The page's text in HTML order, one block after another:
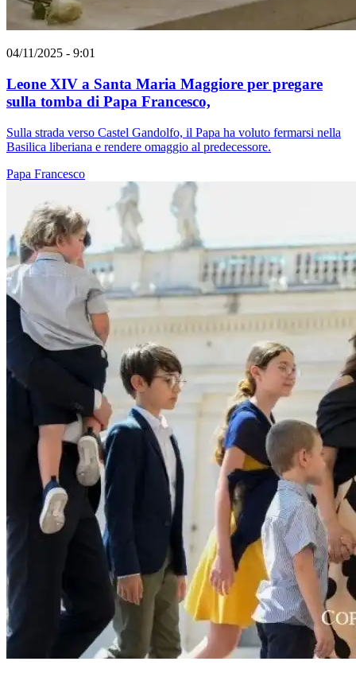
04/11/2025 - 9:01
Leone XIV a Santa Maria Maggiore per pregare
sulla tomba di Papa Francesco,
Sulla strada verso Castel Gandolfo, il Papa ha voluto fermarsi nella
Basilica liberiana e rendere omaggio al predecessore.
Papa Francesco